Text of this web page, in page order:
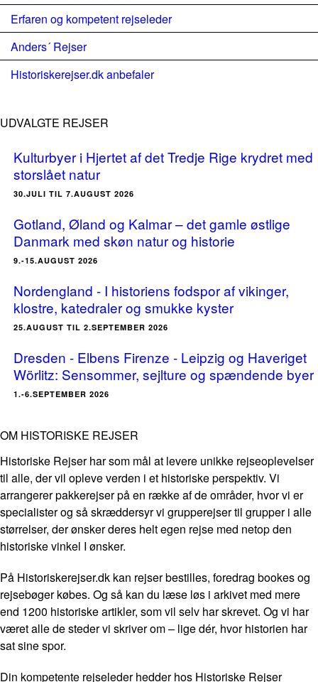
Erfaren og kompetent rejseleder
Anders´ Rejser
Historiskerejser.dk anbefaler
UDVALGTE REJSER
Kulturbyer i Hjertet af det Tredje Rige krydret med
storslået natur
30.JULI TIL 7.AUGUST 2026
Gotland, Øland og Kalmar – det gamle østlige
Danmark med skøn natur og historie
9.-15.AUGUST 2026
Nordengland - I historiens fodspor af vikinger,
klostre, katedraler og smukke kyster
25.AUGUST TIL 2.SEPTEMBER 2026
Dresden - Elbens Firenze - Leipzig og Haveriget
Wörlitz: Sensommer, sejlture og spændende byer
1.-6.SEPTEMBER 2026
OM HISTORISKE REJSER
Historiske Rejser har som mål at levere unikke rejseoplevelser
til alle, der vil opleve verden i et historiske perspektiv. Vi
arrangerer pakkerejser på en række af de områder, hvor vi er
specialister og så skræddersyr vi grupperejser til grupper i alle
størrelser, der ønsker deres helt egen rejse med netop den
historiske vinkel I ønsker.
På Historiskerejser.dk kan rejser bestilles, foredrag bookes og
rejsebøger købes. Og så kan du læse løs i arkivet med mere
end 1200 historiske artikler, som vil selv har skrevet. Og vi har
været alle de steder vi skriver om – lige dér, hvor historien har
sat sine spor.
Din kompetente rejseleder hedder hos Historiske Rejser